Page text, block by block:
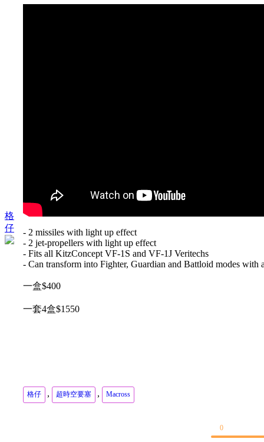
格
仔
- 2 missiles with light up effect
- 2 jet-propellers with light up effect
- Fits all KitzConcept VF-1S and VF-1J Veritechs
- Can transform into Fighter, Guardian and Battloid modes with
一盒$400
一套4盒$1550
格仔 , 超時空要塞 , Macross
0